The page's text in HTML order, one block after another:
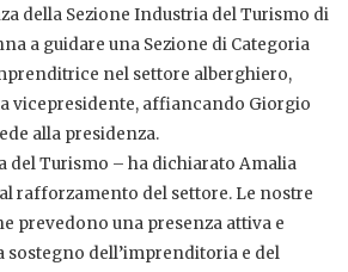
della Sezione Industria del Turismo di
a guidare una Sezione di Categoria
nel settore alberghiero,
vicepresidente, affiancando Giorgio
alla presidenza.
del Turismo – ha dichiarato Amalia
rafforzamento del settore. Le nostre
prevedono una presenza attiva e
sostegno dell’imprenditoria e del